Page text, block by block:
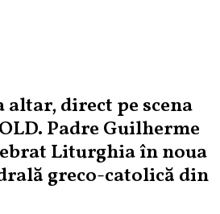
altar, direct pe scena
Padre Guilherme
Liturghia în noua
greco-catolică din